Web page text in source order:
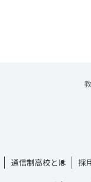
通信制高校とは 採